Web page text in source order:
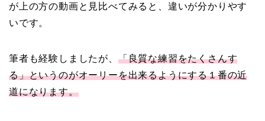
が上の方の動画と見比べてみると、違いが分かりやす
いです。
筆者も経験しましたが、 「良質な練習をたくさんす
る」というのがオーリーを出来るようにする１番の近
道になります。